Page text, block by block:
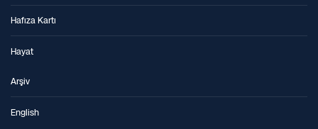
Hafıza Kartı
Hayat
Arşiv
English